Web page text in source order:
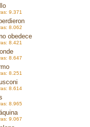
9.371
8.062
obedece
8.421
8.647
8.251
8.614
8.965
9.067